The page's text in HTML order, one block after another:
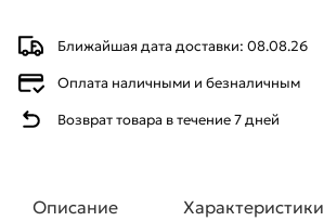
Ближайшая дата доставки: 08.08.26
Оплата наличными и безналичным
Возврат товара в течение 7 дней
Описание Характеристики